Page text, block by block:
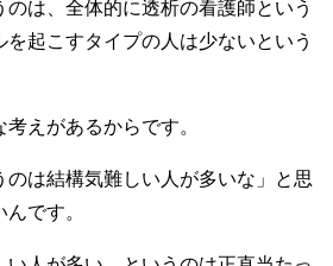
は、全体的に透析の看護師という
起こすタイプの人は少ないという
えがあるからです。
のは結構気難しい人が多いな」と思
です。